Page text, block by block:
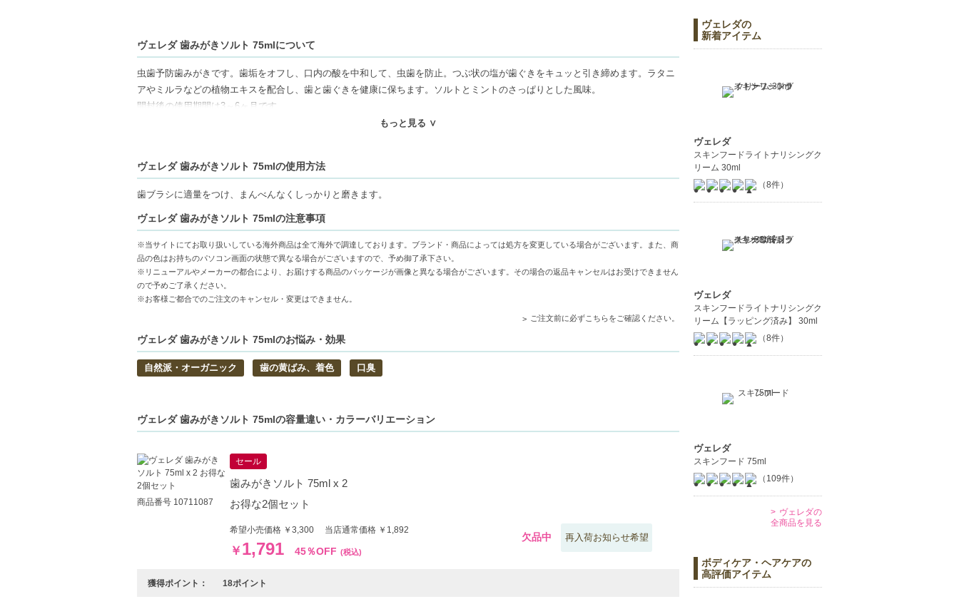
ヴェレダ 歯みがきソルト 75mlについて
虫歯予防歯みがきです。歯垢をオフし、口内の酸を中和して、虫歯を防止。つぶ状の塩が歯ぐきをキュッと引き締めます。ラタニ
アやミルラなどの植物エキスを配合し、歯と歯ぐきを健康に保ちます。ソルトとミントのさっぱりとした風味。
開封後の使用期間は3～6ヶ月です。
＊海外調達品の為、複数のパッケージが混在する可能性がございます。予めご了承下さい。
【ギフト好適品】
自然派の成分-ラタニアやミルラなどの植物エキスを使用し、安心安全。
使いやすいサイズ-ナチュラル系の中でも持ち運びやすく、収納にも便利。
【こんな方へおすすめ】
虫歯を気にされる方
中文的商品説明在這裡（中国語の商品説明はこちら）
Product description in English is here（英語の商品説明はこちら）
もっと見る ∨
ヴェレダ 歯みがきソルト 75mlの使用方法
歯ブラシに適量をつけ、まんべんなくしっかりと磨きます。
ヴェレダ 歯みがきソルト 75mlの注意事項
※当サイトにてお取り扱いしている海外商品は全て海外で調達しております。ブランド・商品によっては処方を変更している場合がございます。また、商
品の色はお持ちのパソコン画面の状態で異なる場合がございますので、予め御了承下さい。
※リニューアルやメーカーの都合により、お届けする商品のパッケージが画像と異なる場合がございます。その場合の返品キャンセルはお受けできません
ので予めご了承ください。
※お客様ご都合でのご注文のキャンセル・変更はできません。
ご注文前に必ずこちらをご確認ください。
ヴェレダ 歯みがきソルト 75mlのお悩み・効果
自然派・オーガニック 歯の黄ばみ、着色 口臭
ヴェレダ 歯みがきソルト 75mlの容量違い・カラーバリエーション
商品番号 10711087
セール
歯みがきソルト 75ml x 2
お得な2個セット
希望小売価格 ￥3,300 当店通常価格 ￥1,892
￥ 1,791 45％OFF (税込)
欠品中 再入荷お知らせ希望
獲得ポイント： 18ポイント
ヴェレダの
新着アイテム
ヴェレダ
スキンフードライトナリシングク
リーム 30ml
（8件）
ヴェレダ
スキンフードライトナリシングク
リーム【ラッピング済み】 30ml
（8件）
ヴェレダ
スキンフード 75ml
（109件）
ヴェレダの
全商品を見る
ボディケア・ヘアケアの
高評価アイテム